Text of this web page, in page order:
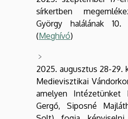
sírkertben
György halálának 10.
(Meghívó)
2025. augusztus 28-29.
Medievisztikai
amelyen Intézetünket
Gergő, Siposné